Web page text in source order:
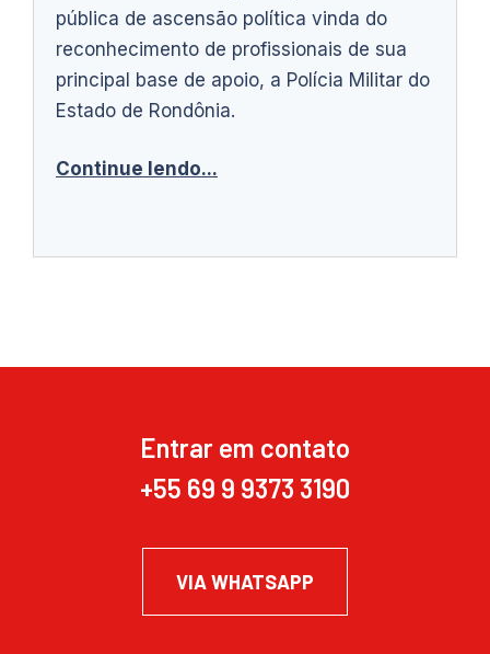
pública de ascensão política vinda do
reconhecimento de profissionais de sua
principal base de apoio, a Polícia Militar do
Estado de Rondônia.
Continue lendo...
Entrar em contato
+55 69 9 9373 3190
VIA WHATSAPP